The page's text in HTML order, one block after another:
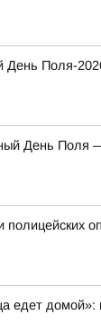
День Поля-
День Поля
полицейских
едет